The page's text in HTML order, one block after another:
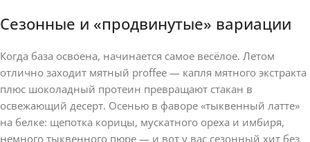
Сезонные и «продвинутые» вариации
Когда база освоена, начинается самое весёлое. Летом
отлично заходит мятный proffee — капля мятного экстракта
плюс шоколадный протеин превращают стакан в
освежающий десерт. Осенью в фаворе «тыквенный латте»
на белке: щепотка корицы, мускатного ореха и имбиря,
немного тыквенного пюре — и вот у вас сезонный хит без